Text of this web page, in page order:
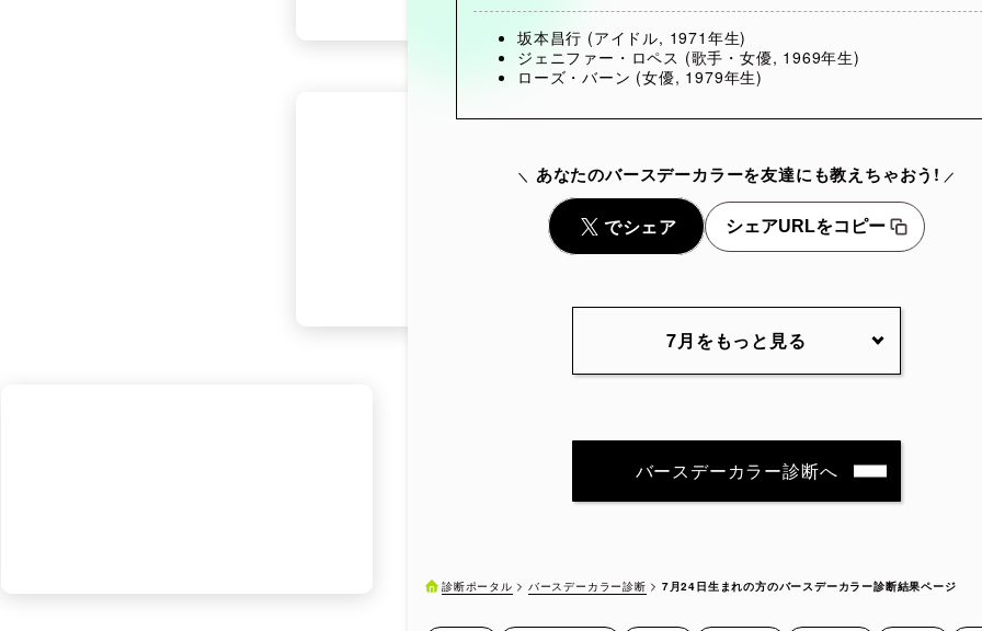
坂本昌行 (アイドル, 1971年生)
ジェニファー・ロペス (歌手・女優, 1969年生)
ローズ・バーン (女優, 1979年生)
あなたのバースデーカラーを友達にも教えちゃおう!
シェアURLをコピー
7月をもっと見る
7月8日 7月9日
バースデーカラー診断へ
診断ポータル バースデーカラー診断 7月24日生まれの方のバースデーカラー診断結果ページ